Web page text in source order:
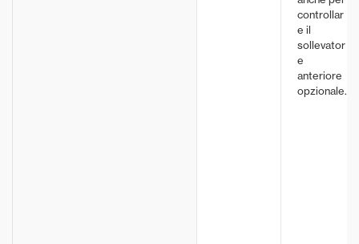
controllar
e il
sollevator
e
anteriore
opzionale.